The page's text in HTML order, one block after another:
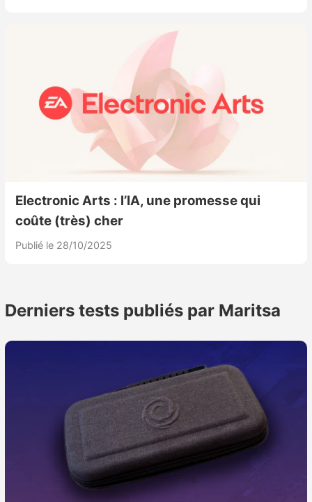
Electronic Arts : l’IA, une promesse qui
coûte (très) cher
Publié le 28/10/2025
Derniers tests publiés par Maritsa